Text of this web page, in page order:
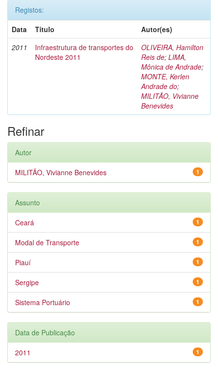
Registos:
Data
Título
Autor(es)
2011
Infraestrutura de transportes do
Nordeste 2011
OLIVEIRA, Hamilton
Reis de; LIMA,
Mônica de Andrade;
MONTE, Kerlen
Andrade do;
MILITÃO, Vivianne
Benevides
Refinar
Autor
1
MILITÃO, Vivianne Benevides
Assunto
1
Ceará
1
Modal de Transporte
1
Piauí
1
Sergipe
1
Sistema Portuário
Data de Publicação
1
2011